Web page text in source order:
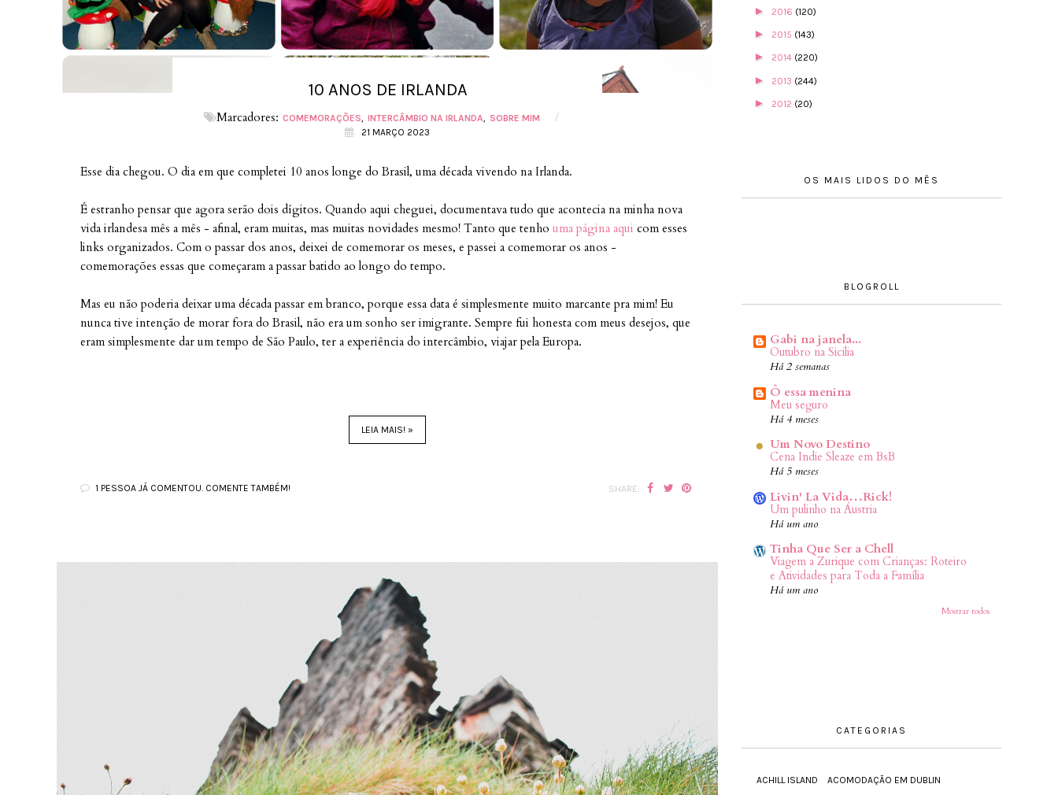
10 ANOS DE IRLANDA
Marcadores: COMEMORAÇÕES INTERCÂMBIO NA IRLANDA SOBRE MIM /
21 MARÇO 2023
Esse dia chegou. O dia em que completei 10 anos longe do Brasil, uma década vivendo na Irlanda.
É estranho pensar que agora serão dois dígitos. Quando aqui cheguei, documentava tudo que acontecia na minha nova
vida irlandesa mês a mês - afinal, eram muitas, mas muitas novidades mesmo! Tanto que tenho uma página aqui com esses
links organizados. Com o passar dos anos, deixei de comemorar os meses, e passei a comemorar os anos -
comemorações essas que começaram a passar batido ao longo do tempo.
Mas eu não poderia deixar uma década passar em branco, porque essa data é simplesmente muito marcante pra mim! Eu
nunca tive intenção de morar fora do Brasil, não era um sonho ser imigrante. Sempre fui honesta com meus desejos, que
eram simplesmente dar um tempo de São Paulo, ter a experiência do intercâmbio, viajar pela Europa.
LEIA MAIS! »
1 PESSOA JÁ COMENTOU. COMENTE TAMBÉM! SHARE:
► 2016 (120)
► 2015 (143)
► 2014 (220)
► 2013 (244)
► 2012 (20)
OS MAIS LIDOS DO MÊS
BLOGROLL
Gabi na janela...
Outubro na Sicilia
Há 2 semanas
Ô essa menina
Meu seguro
Há 4 meses
Um Novo Destino
Cena Indie Sleaze em BsB
Há 5 meses
Livin' La Vida…Rick!
Um pulinho na Áustria
Há um ano
Tinha Que Ser a Chell
Viagem a Zurique com Crianças: Roteiro
e Atividades para Toda a Família
Há um ano
Mostrar todos
CATEGORIAS
ACHILL ISLAND
ACOMODAÇÃO EM DUBLIN